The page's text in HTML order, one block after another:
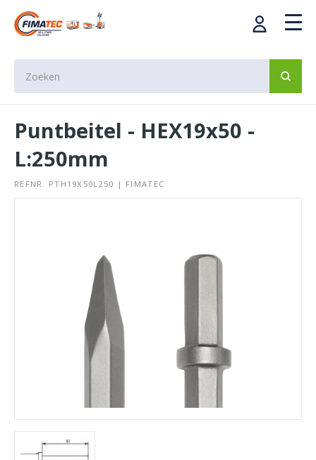
Puntbeitel - HEX19x50 -
L:250mm
REFNR. PTH19X50L250 | FIMATEC